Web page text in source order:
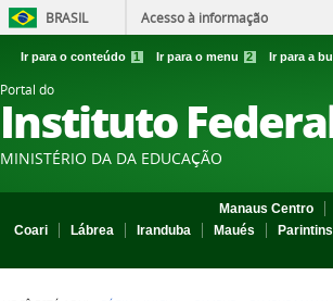
BRASIL Acesso à informação
Ir para o conteúdo 1 Ir para o menu 2 Ir para a
Portal do
Instituto
MINISTÉRIO DA DA EDUCAÇÃO
Manaus Centro
Coari
Lábrea Iranduba Maués Parintins